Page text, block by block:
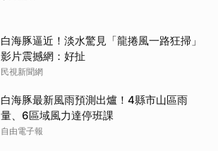
白海豚逼近！淡水驚見「龍捲風一路狂掃」
影片震撼網：好扯
民視新聞網
白海豚最新風雨預測出爐！4縣市山區雨
量、6區域風力達停班課
自由電子報